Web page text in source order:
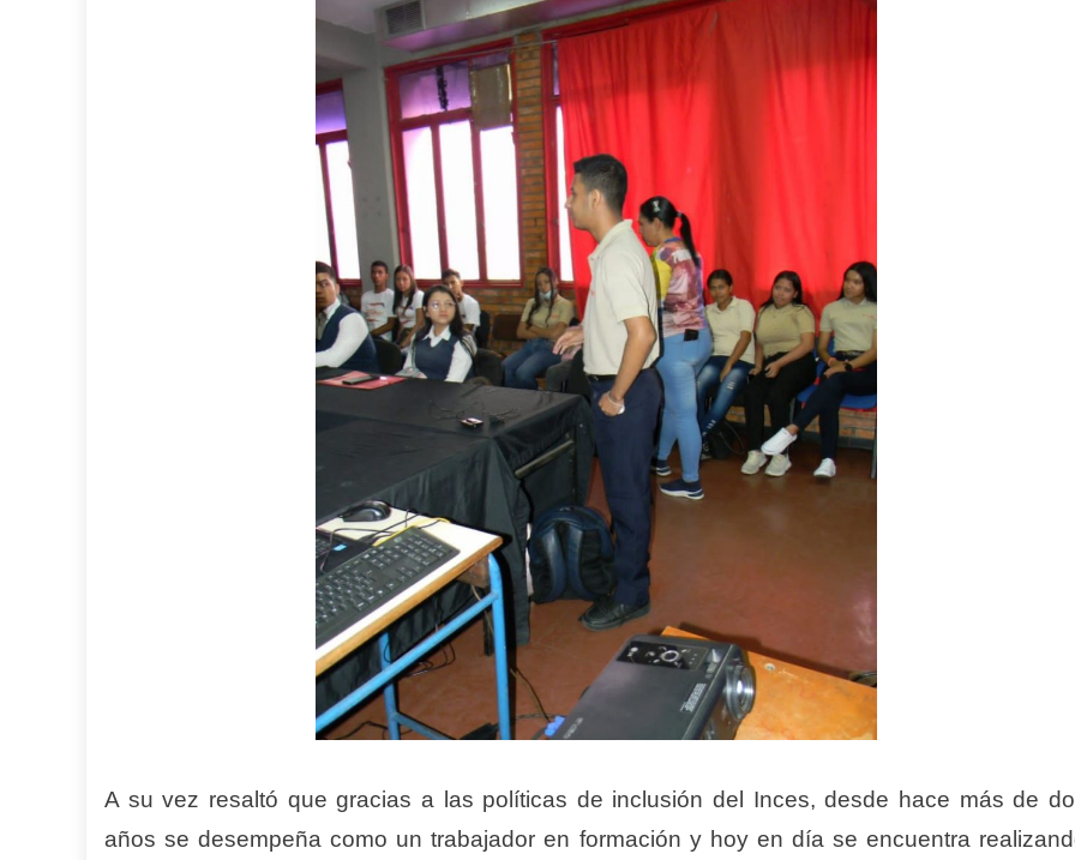
A su vez resaltó que gracias a las políticas de inclusión del Inces, desde hace más de
años se desempeña como un trabajador en formación y hoy en día se encuentra